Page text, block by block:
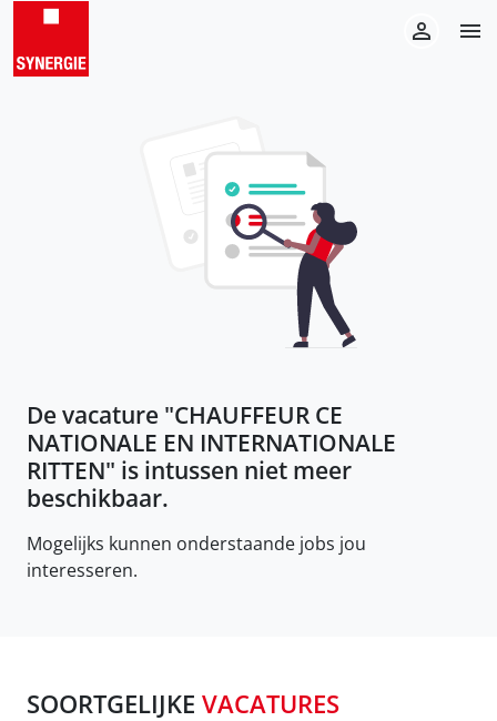
De vacature "CHAUFFEUR CE
NATIONALE EN INTERNATIONALE
RITTEN" is intussen niet meer
beschikbaar.
Mogelijks kunnen onderstaande jobs jou
interesseren.
SOORTGELIJKE VACATURES